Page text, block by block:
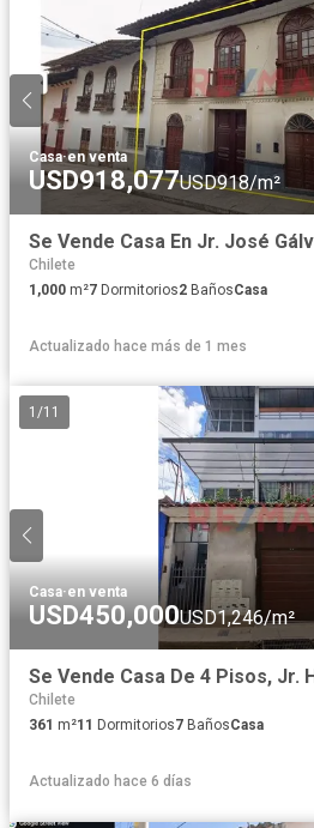
Casa·en venta
USD918,077USD918/m²
Chilete
1,000 m²7 Dormitorios2 BañosCasa
Actualizado hace más de 1 mes
1 /11
Casa·en venta
USD450,000USD1,246/m²
Chilete
361 m²11 Dormitorios7 BañosCasa
Actualizado hace 6 días